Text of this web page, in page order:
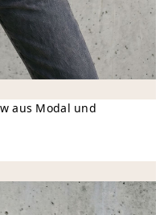
aus Modal und